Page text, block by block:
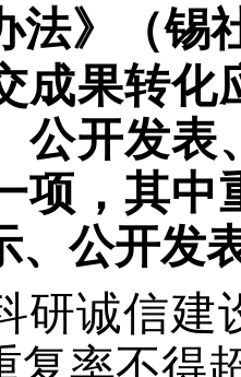
法》（锡
成果转化
公开发表
项，其中
、公开发
研诚信建